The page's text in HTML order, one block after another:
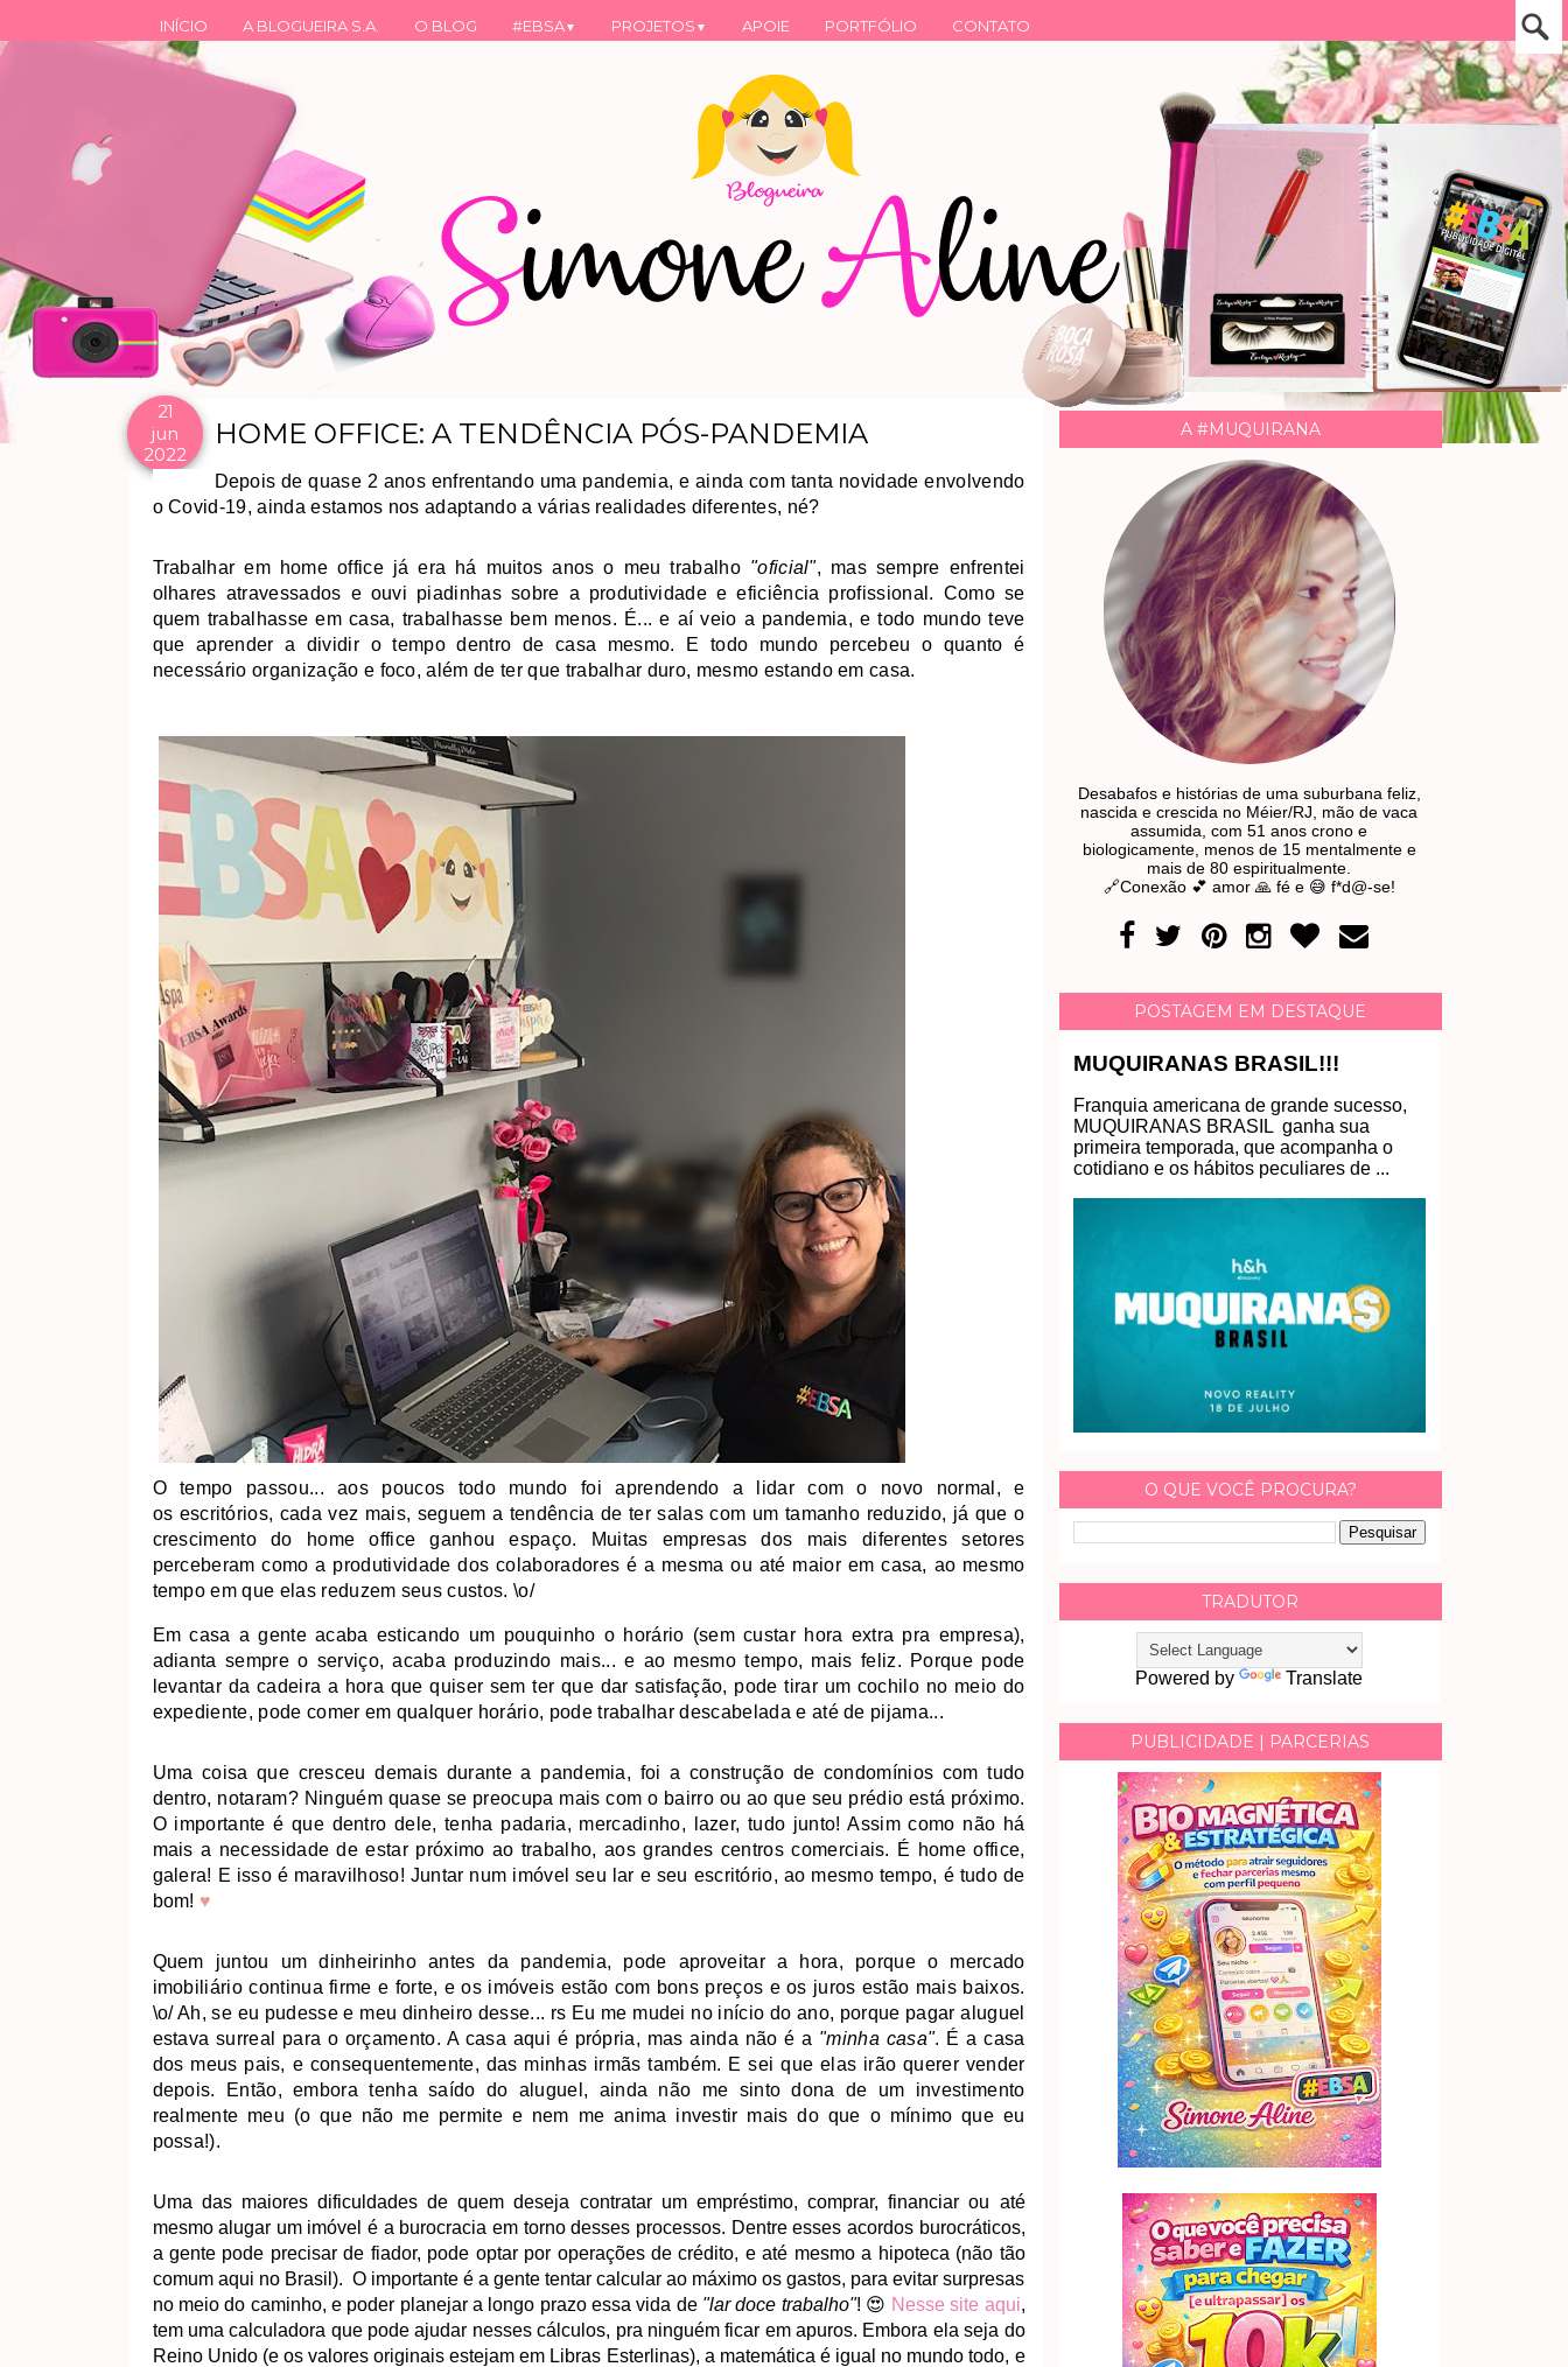
INÍCIO A BLOGUEIRA S.A. O BLOG #EBSA▼ PROJETOS ▼ APOIE PORTFÓLIO CONTATO
21
jun
2022
HOME OFFICE: A TENDÊNCIA PÓS-PANDEMIA
Depois de quase 2 anos enfrentando uma pandemia, e ainda com tanta novidade envolvendo
o Covid-19, ainda estamos nos adaptando a várias realidades diferentes, né?
Trabalhar em home office já era há muitos anos o meu trabalho "oficial", mas sempre enfrentei
olhares atravessados e ouvi piadinhas sobre a produtividade e eficiência profissional. Como se
quem trabalhasse em casa, trabalhasse bem menos. É... e aí veio a pandemia, e todo mundo teve
que aprender a dividir o tempo dentro de casa mesmo. E todo mundo percebeu o quanto é
necessário organização e foco, além de ter que trabalhar duro, mesmo estando em casa.
O tempo passou... aos poucos todo mundo foi aprendendo a lidar com o novo normal, e
os escritórios, cada vez mais, seguem a tendência de ter salas com um tamanho reduzido, já que o
crescimento do home office ganhou espaço. Muitas empresas dos mais diferentes setores
perceberam como a produtividade dos colaboradores é a mesma ou até maior em casa, ao mesmo
tempo em que elas reduzem seus custos. \o/
Em casa a gente acaba esticando um pouquinho o horário (sem custar hora extra pra empresa),
adianta sempre o serviço, acaba produzindo mais... e ao mesmo tempo, mais feliz. Porque pode
levantar da cadeira a hora que quiser sem ter que dar satisfação, pode tirar um cochilo no meio do
expediente, pode comer em qualquer horário, pode trabalhar descabelada e até de pijama...
Uma coisa que cresceu demais durante a pandemia, foi a construção de condomínios com tudo
dentro, notaram? Ninguém quase se preocupa mais com o bairro ou ao que seu prédio está próximo.
O importante é que dentro dele, tenha padaria, mercadinho, lazer, tudo junto! Assim como não há
mais a necessidade de estar próximo ao trabalho, aos grandes centros comerciais. É home office,
galera! E isso é maravilhoso! Juntar num imóvel seu lar e seu escritório, ao mesmo tempo, é tudo de
bom! ♥
Quem juntou um dinheirinho antes da pandemia, pode aproveitar a hora, porque o mercado
imobiliário continua firme e forte, e os imóveis estão com bons preços e os juros estão mais baixos.
\o/ Ah, se eu pudesse e meu dinheiro desse... rs Eu me mudei no início do ano, porque pagar aluguel
estava surreal para o orçamento. A casa aqui é própria, mas ainda não é a "minha casa". É a casa
dos meus pais, e consequentemente, das minhas irmãs também. E sei que elas irão querer vender
depois. Então, embora tenha saído do aluguel, ainda não me sinto dona de um investimento
realmente meu (o que não me permite e nem me anima investir mais do que o mínimo que eu
possa!).
Uma das maiores dificuldades de quem deseja contratar um empréstimo, comprar, financiar ou até
mesmo alugar um imóvel é a burocracia em torno desses processos. Dentre esses acordos burocráticos,
a gente pode precisar de fiador, pode optar por operações de crédito, e até mesmo a hipoteca (não tão
comum aqui no Brasil). O importante é a gente tentar calcular ao máximo os gastos, para evitar surpresas
no meio do caminho, e poder planejar a longo prazo essa vida de "lar doce trabalho"! 😍 Nesse site aqui,
tem uma calculadora que pode ajudar nesses cálculos, pra ninguém ficar em apuros. Embora ela seja do
Reino Unido (e os valores originais estejam em Libras Esterlinas), a matemática é igual no mundo todo, e
A #MUQUIRANA
Desabafos e histórias de uma suburbana feliz,
nascida e crescida no Méier/RJ, mão de vaca
assumida, com 51 anos crono e
biologicamente, menos de 15 mentalmente e
mais de 80 espiritualmente.
🔗Conexão 💕 amor 🙏 fé e 😅 f*d@-se!
POSTAGEM EM DESTAQUE
MUQUIRANAS BRASIL!!!
Franquia americana de grande sucesso,
MUQUIRANAS BRASIL ganha sua
primeira temporada, que acompanha o
cotidiano e os hábitos peculiares de ...
O QUE VOCÊ PROCURA?
TRADUTOR
Powered by Translate
PUBLICIDADE | PARCERIAS